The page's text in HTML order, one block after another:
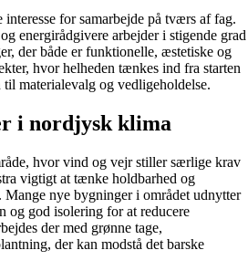
interesse for samarbejde på tværs af fag.
energirådgivere arbejder i stigende grad
der både er funktionelle, æstetiske og
hvor helheden tænkes ind fra starten
materialevalg og vedligeholdelse.
i nordjysk klima
hvor vind og vejr stiller særlige krav
vigtigt at tænke holdbarhed og
nye bygninger i området udnytter
og god isolering for at reducere
der med grønne tage,
der kan modstå det barske